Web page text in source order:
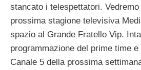
stancato i telespettatori.
prossima stagione televisiva
spazio al Grande Fratello Vip.
programmazione del prime time
Canale 5 della prossima